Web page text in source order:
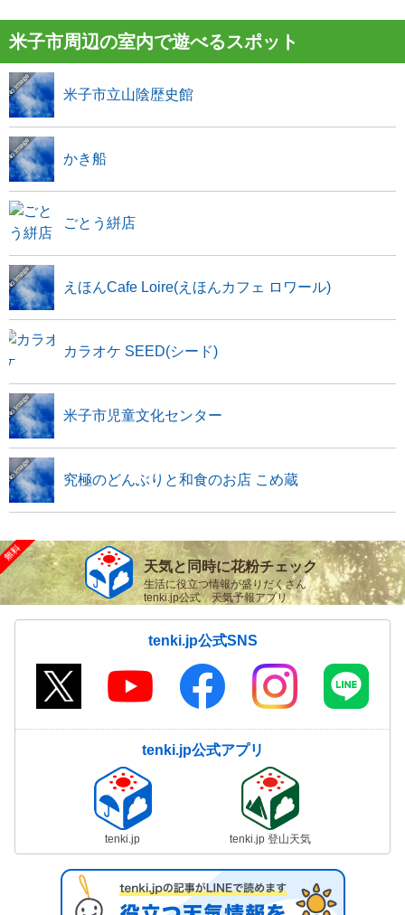
米子市周辺の室内で遊べるスポット
米子市立山陰歴史館
かき船
ごとう絣店
えほんCafe Loire(えほんカフェ ロワール)
カラオケ SEED(シード)
米子市児童文化センター
究極のどんぶりと和食のお店 こめ蔵
天気と同時に花粉チェック
生活に役立つ情報が盛りだくさん
tenki.jp公式 天気予報アプリ
tenki.jp公式SNS
tenki.jp公式アプリ
tenki.jp tenki.jp 登山天気